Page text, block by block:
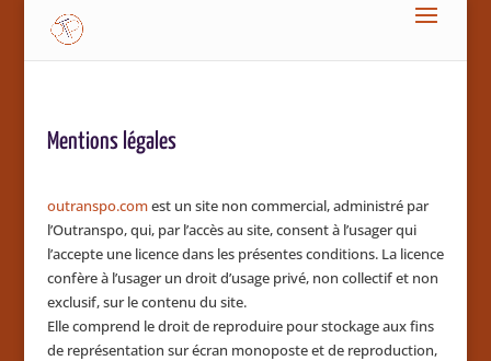
Mentions légales
outranspo.comest un site non commercial, administré par
l’Outranspo, qui, par l’accès au site, consent à l’usager qui
l’accepte une licence dans les présentes conditions. La licence
confère à l’usager un droit d’usage privé, non collectif et non
exclusif, sur le contenu du site.
Elle comprend le droit de reproduire pour stockage aux fins
de représentation sur écran monoposte et de reproduction,